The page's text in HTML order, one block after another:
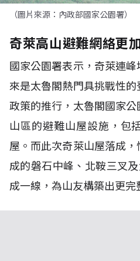
（圖片來源：內政部國家公園署）
奇萊高山避難網絡更
國家公園署表示，奇萊連
來是太魯閣熱門具挑戰性
政策的推行，太魯閣國家
山區的避難山屋設施，包
屋。而此次奇萊山屋落成
成的磐石中峰、北鞍三叉
成一線，為山友構築出更完